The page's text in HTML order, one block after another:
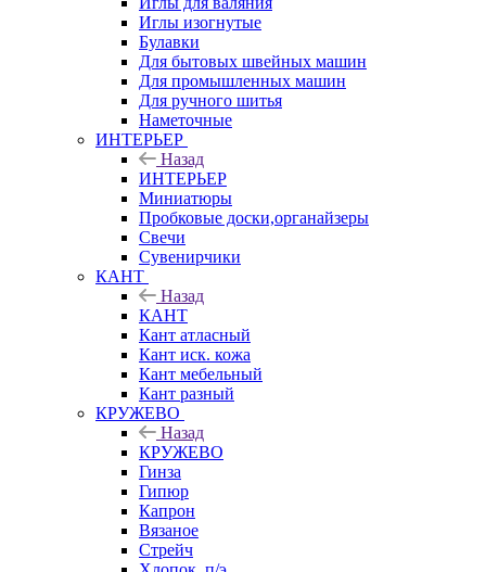
Иглы изогнутые
Булавки
Для бытовых швейных машин
Для промышленных машин
Для ручного шитья
Наметочные
ИНТЕРЬЕР
Назад
ИНТЕРЬЕР
Миниатюры
Пробковые доски,органайзеры
Свечи
Сувенирчики
КАНТ
Назад
КАНТ
Кант атласный
Кант иск. кожа
Кант мебельный
Кант разный
КРУЖЕВО
Назад
КРУЖЕВО
Гинза
Гипюр
Капрон
Вязаное
Стрейч